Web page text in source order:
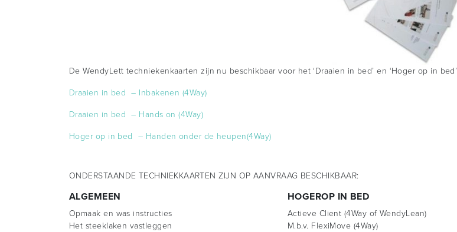
De WendyLett techniekenkaarten zijn nu beschikbaar voor het ‘Draaien in bed’ en ‘Hoger op in bed’
Draaien in bed – Inbakenen (4Way)
Draaien in bed – Hands on (4Way)
Hoger op in bed – Handen onder de heupen(4Way)
ONDERSTAANDE TECHNIEKKAARTEN ZIJN OP AANVRAAG BESCHIKBAAR:
ALGEMEEN
Opmaak en was instructies
Het steeklaken vastleggen
HOGEROP IN BED
Actieve Client (4Way of WendyLean)
M.b.v. FlexiMove (4Way)